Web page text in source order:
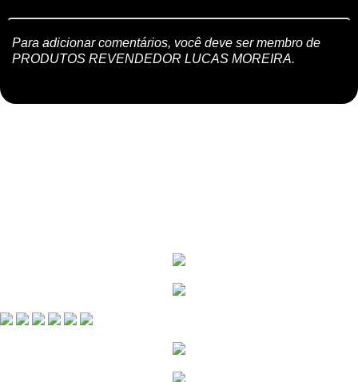
Para adicionar comentários, você deve ser membro de
PRODUTOS REVENDEDOR LUCAS MOREIRA.